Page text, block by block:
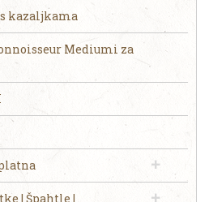
kazaljkama
Mediumi za
| Špahtle |